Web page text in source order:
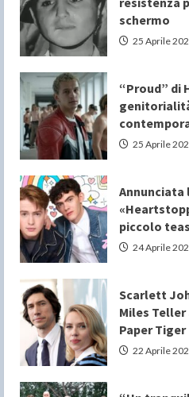
schermo
25 Aprile
“Proud” di
25 Aprile
Annunciata
piccolo
24 Aprile
Scarlett
Miles Teller
Paper Tiger
22 Aprile